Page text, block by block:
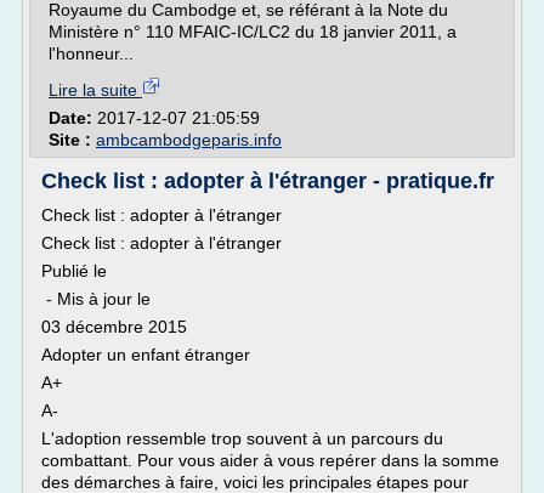
Royaume du Cambodge et, se référant à la Note du
Ministère n° 110 MFAIC-IC/LC2 du 18 janvier 2011, a
l'honneur...
Lire la suite
Date: 2017-12-07 21:05:59
Site : ambcambodgeparis.info
Check list : adopter à l'étranger - pratique.fr
Check list : adopter à l'étranger
Check list : adopter à l'étranger
Publié le
- Mis à jour le
03 décembre 2015
Adopter un enfant étranger
A+
A-
L'adoption ressemble trop souvent à un parcours du
combattant. Pour vous aider à vous repérer dans la somme
des démarches à faire, voici les principales étapes pour